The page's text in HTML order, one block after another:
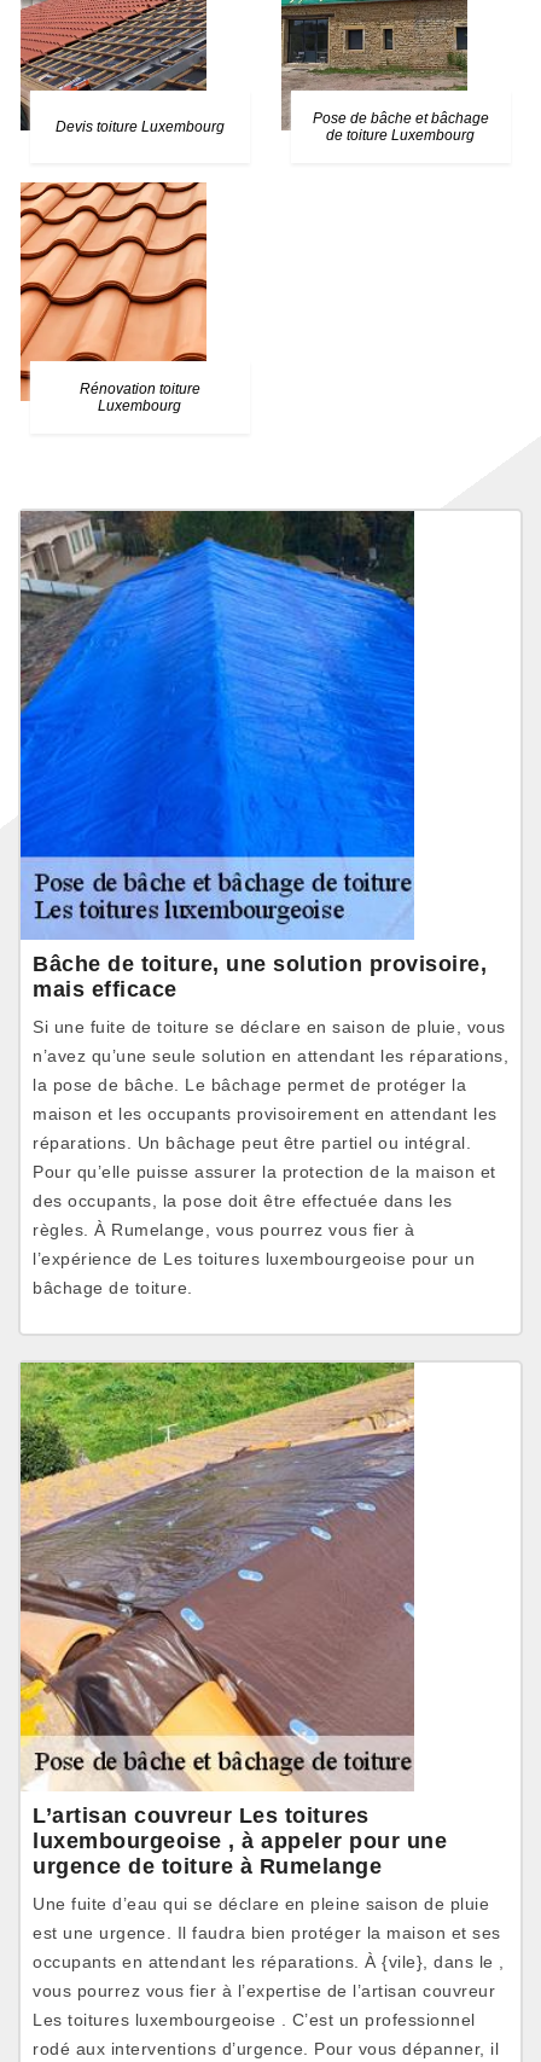
Devis toiture Luxembourg
Pose de bâche et bâchage
de toiture Luxembourg
Rénovation toiture
Luxembourg
Bâche de toiture, une solution provisoire,
mais efficace
Si une fuite de toiture se déclare en saison de pluie, vous
n’avez qu’une seule solution en attendant les réparations,
la pose de bâche. Le bâchage permet de protéger la
maison et les occupants provisoirement en attendant les
réparations. Un bâchage peut être partiel ou intégral.
Pour qu’elle puisse assurer la protection de la maison et
des occupants, la pose doit être effectuée dans les
règles. À Rumelange, vous pourrez vous fier à
l’expérience de Les toitures luxembourgeoise pour un
bâchage de toiture.
L’artisan couvreur Les toitures
luxembourgeoise , à appeler pour une
urgence de toiture à Rumelange
Une fuite d’eau qui se déclare en pleine saison de pluie
est une urgence. Il faudra bien protéger la maison et ses
occupants en attendant les réparations. À {vile}, dans le ,
vous pourrez vous fier à l’expertise de l’artisan couvreur
Les toitures luxembourgeoise . C’est un professionnel
rodé aux interventions d’urgence. Pour vous dépanner, il